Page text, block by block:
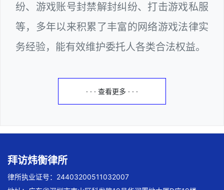
纷、游戏账号封禁解封纠纷、打击游戏私服
等，多年以来积累了丰富的网络游戏法律实
务经验，能有效维护委托人各类合法权益。
· · · 查看更多 · · ·
拜访炜衡律所
律所执业证号：24403200511032007